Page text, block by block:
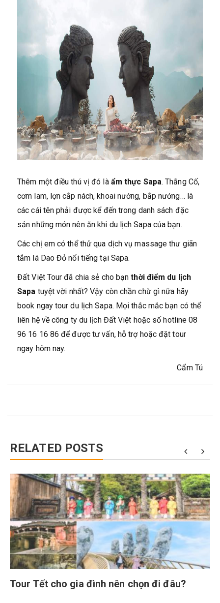
Thêm một điều thú vị đó là ẩm thực Sapa. Thắng Cố,
cơm lam, lợn cắp nách, khoai nướng, bắp nướng… là
các cái tên phải được kể đến trong danh sách đặc
sản những món nên ăn khi du lịch Sapa của bạn.
Các chị em có thể thử qua dịch vụ massage thư giãn
tắm lá Dao Đỏ nổi tiếng tại Sapa.
Đất Việt Tour đã chia sẻ cho bạnthời điểm du lịch
Sapa tuyệt vời nhất? Vậy còn chần chừ gì nữa hãy
book ngay tour du lịch Sapa. Mọi thắc mắc bạn có thể
liên hệ về công ty du lịch Đất Việt hoặc số hotline 08
96 16 16 86 để được tư vấn, hỗ trợ hoặc đặt tour
ngay hôm nay.
Cẩm Tú
RELATED POSTS
Tour Tết cho gia đình nên chọn đi đâu?